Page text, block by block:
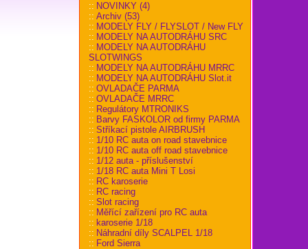
:: NOVINKY (4)
:: Archiv (53)
:: MODELY FLY / FLYSLOT / New FLY
:: MODELY NA AUTODRÁHU SRC
:: MODELY NA AUTODRÁHU
SLOTWINGS
:: MODELY NA AUTODRÁHU MRRC
:: MODELY NA AUTODRÁHU Slot.it
:: OVLADAČE PARMA
:: OVLADAČE MRRC
:: Regulátory MTRONIKS
:: Barvy FASKOLOR od firmy PARMA
:: Stříkací pistole AIRBRUSH
:: 1/10 RC auta on road stavebnice
:: 1/10 RC auta off road stavebnice
:: 1/12 auta - příslušenství
:: 1/18 RC auta Mini T Losi
:: RC karoserie
:: RC racing
:: Slot racing
:: Měřící zařízení pro RC auta
:: karoserie 1/18
:: Náhradní díly SCALPEL 1/18
:: Ford Sierra